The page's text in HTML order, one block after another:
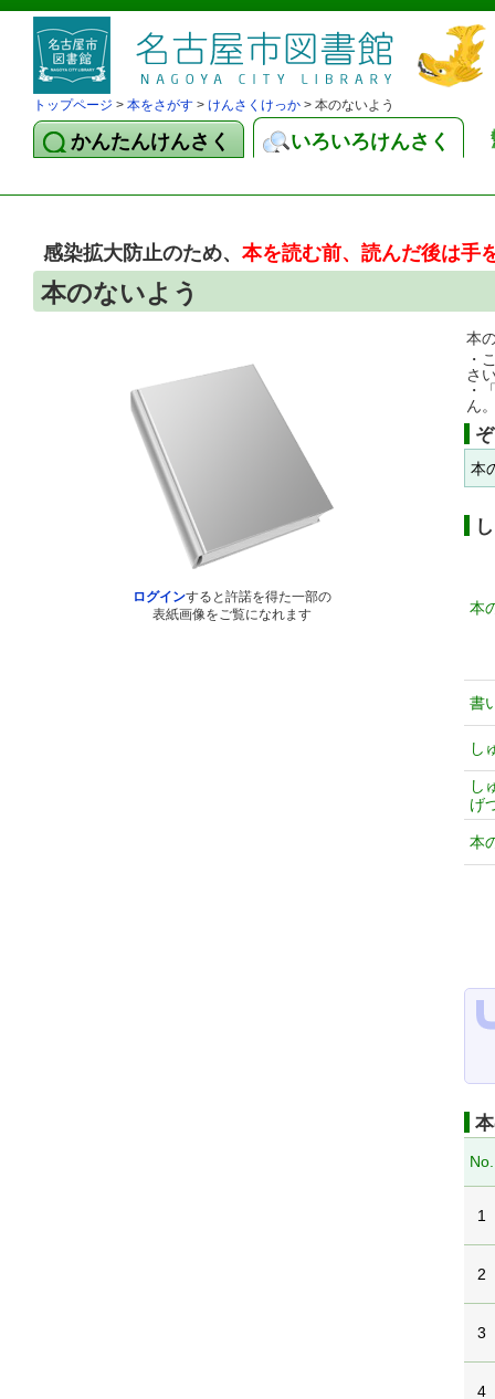
トップページ > 本をさがす > けんさくけっか > 本のないよう
かんたんけんさく いろいろけんさく
感染拡大防止のため、本を読む前、読んだ後は手
本のないよう
ログインすると許諾を得た一部の
表紙画像をご覧になれます
本
・
さ
・
ん
本
本
書
し
し
げ
本
No.
1
2
3
4